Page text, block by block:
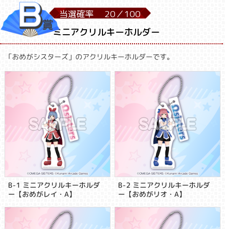
当選確率 20／100
ミニアクリルキーホルダー
「おめがシスターズ」のアクリルキーホルダーです。
B-1 ミニアクリルキーホルダ
ー【おめがレイ・A】
B-2 ミニアクリルキーホルダ
ー【おめがリオ・A】